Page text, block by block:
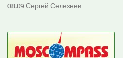
08.09Сергей Селезнев